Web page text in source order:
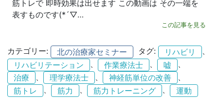
筋トレで 即時効果は出せます この動画は その一端を
表すものです(*´▽…
この記事を見る
カテゴリー: 北の治療家セミナー タグ: リハビリ
、
リハビリテーション
、 作業療法士 、 嘘
、
治療
理学療法士 神経筋単位の改善
筋トレ
、 筋力 、 筋力トレーニング 、 運動